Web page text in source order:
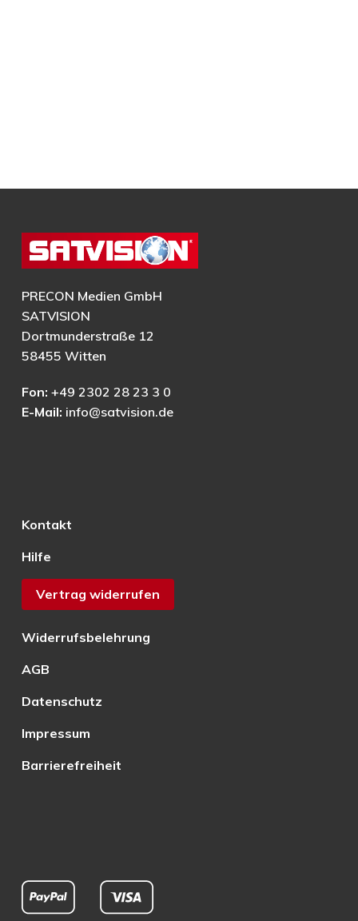
PRECON Medien GmbH
SATVISION
Dortmunderstraße 12
58455 Witten
Fon: +49 2302 28 23 3 0
E-Mail: info@satvision.de
Kontakt
Hilfe
Vertrag widerrufen
Widerrufsbelehrung
AGB
Datenschutz
Impressum
Barrierefreiheit